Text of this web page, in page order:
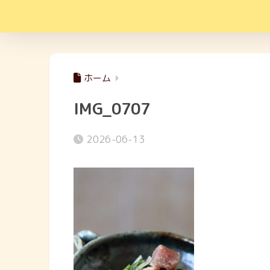
ホーム
IMG_0707
2026-06-13